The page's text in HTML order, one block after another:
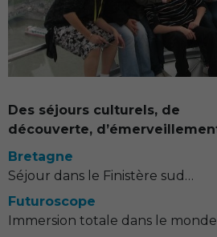
Des séjours culturels, de
découverte,
Bretagne
Séjour dans le Finistère sud…
Futuroscope
Immersion totale dans le monde